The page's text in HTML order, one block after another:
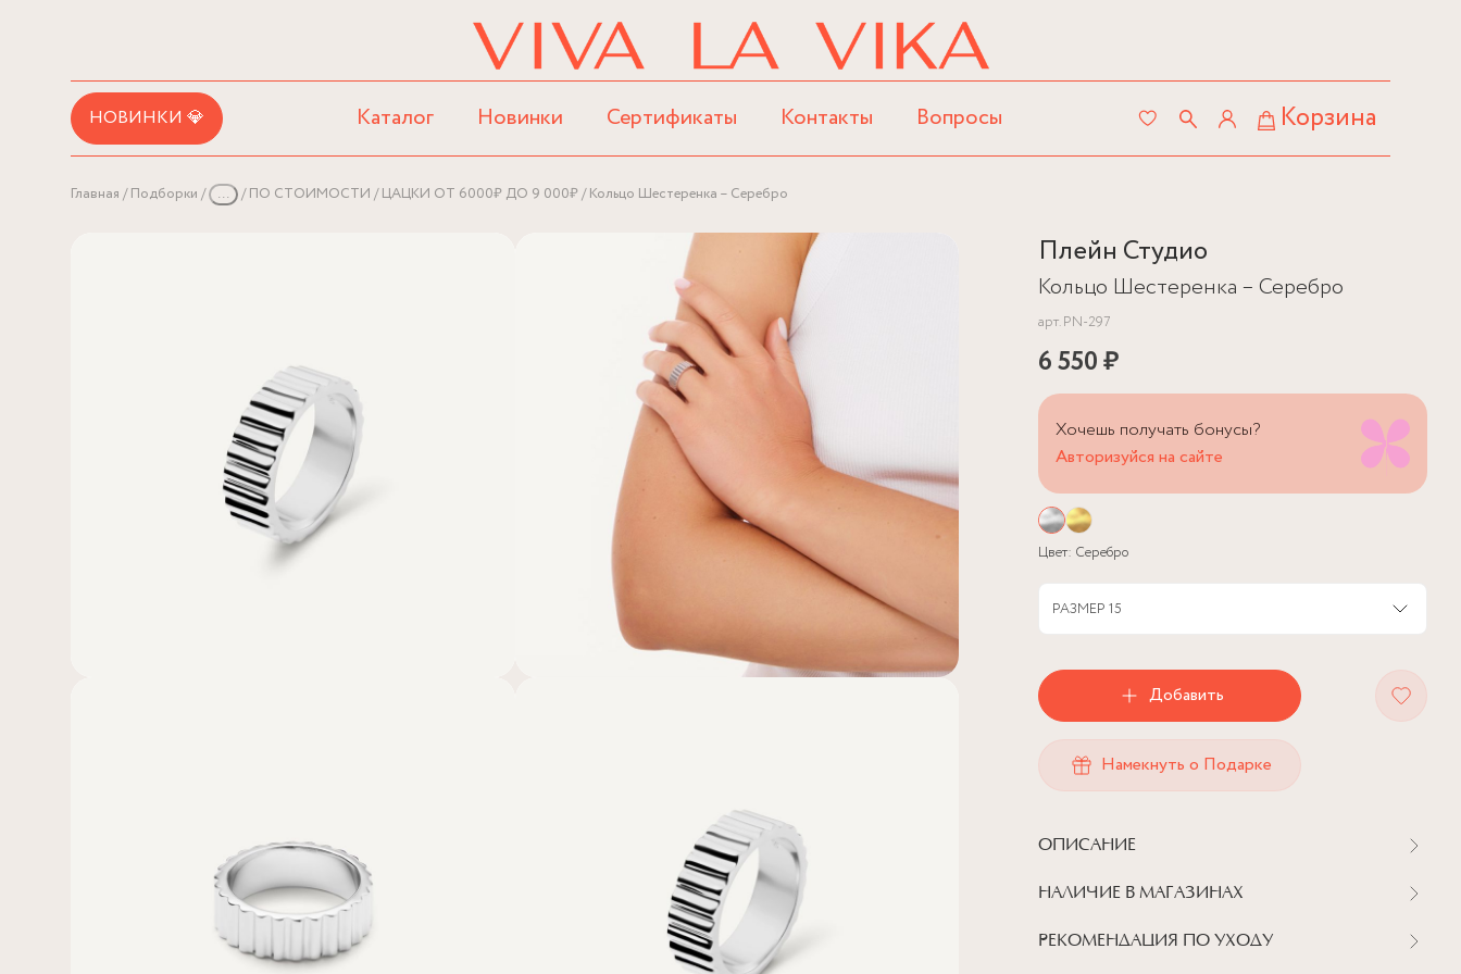
НОВИНКИ 💎 Каталог Новинки Сертификаты Контакты Вопросы Корзина
Главная Подборки ... ПО СТОИМОСТИ ЦАЦКИ ОТ 6000₽ ДО 9 000₽ Кольцо Шестеренка – Серебро
Плейн Студио
Кольцо Шестеренка – Серебро
арт.PN-297
6 550 ₽
Хочешь получать бонусы?
Авторизуйся на сайте
Цвет: Серебро
РАЗМЕР 15
Добавить
Намекнуть о Подарке
ОПИСАНИЕ
НАЛИЧИЕ В МАГАЗИНАХ
РЕКОМЕНДАЦИЯ ПО УХОДУ